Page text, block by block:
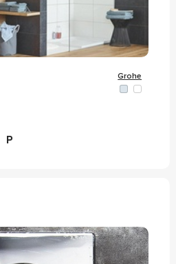
Grohe
Р